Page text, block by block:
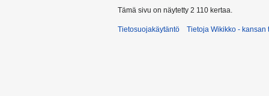
Tämä sivu on näytetty 2 110 kertaa.
Tietosuojakäytäntö Tietoja Wikikko - kansan